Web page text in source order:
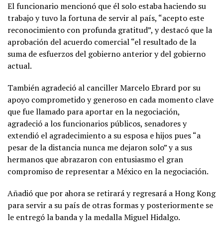
El funcionario mencionó que él solo estaba haciendo su
trabajo y tuvo la fortuna de servir al país, “acepto este
reconocimiento con profunda gratitud”, y destacó que la
aprobación del acuerdo comercial “el resultado de la
suma de esfuerzos del gobierno anterior y del gobierno
actual.
También agradeció al canciller Marcelo Ebrard por su
apoyo comprometido y generoso en cada momento clave
que fue llamado para aportar en la negociación,
agradeció a los funcionarios públicos, senadores y
extendió el agradecimiento a su esposa e hijos pues “a
pesar de la distancia nunca me dejaron solo” y a sus
hermanos que abrazaron con entusiasmo el gran
compromiso de representar a México en la negociación.
Añadió que por ahora se retirará y regresará a Hong Kong
para servir a su país de otras formas y posteriormente se
le entregó la banda y la medalla Miguel Hidalgo.